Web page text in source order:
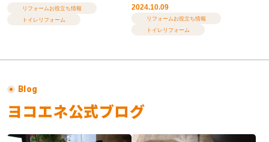
リフォームお役立ち情報
トイレリフォーム
2024.10.09
リフォームお役立ち情報
トイレリフォーム
Blog
ヨコエネ公式ブログ